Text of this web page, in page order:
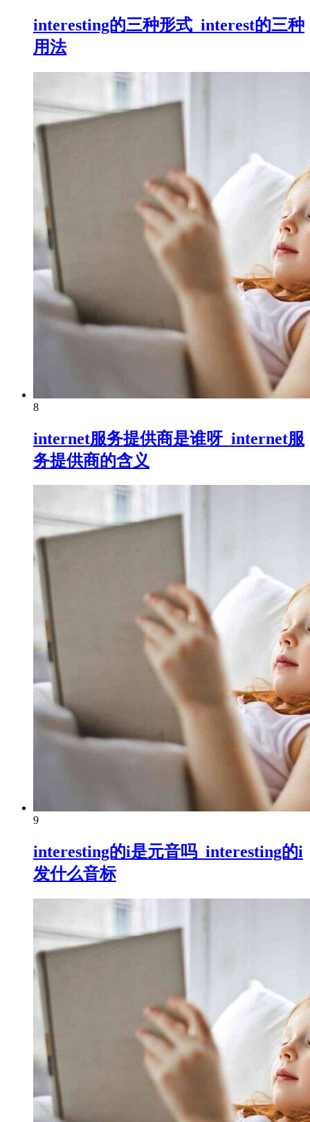
interesting的三种形式_interest的三种
用法
8
internet服务提供商是谁呀_internet服
务提供商的含义
9
interesting的i是元音吗_interesting的i
发什么音标